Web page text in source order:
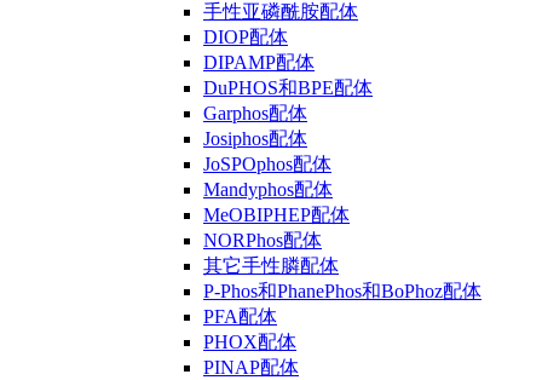
手性亚磷酰胺配体
DIOP配体
DIPAMP配体
DuPHOS和BPE配体
Garphos配体
Josiphos配体
JoSPOphos配体
Mandyphos配体
MeOBIPHEP配体
NORPhos配体
其它手性膦配体
P-Phos和PhanePhos和BoPhoz配体
PFA配体
PHOX配体
PINAP配体